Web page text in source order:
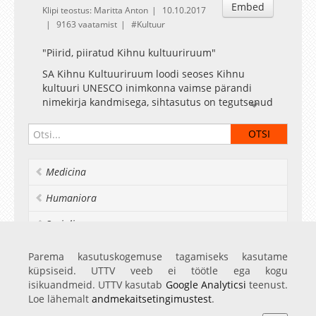
Embed
Klipi teostus: Maritta Anton
10.10.2017
9163 vaatamist
Kultuur
"Piirid, piiratud Kihnu kultuuriruum"
SA Kihnu Kultuuriruum loodi seoses Kihnu
kultuuri UNESCO inimkonna vaimse pärandi
nimekirja kandmisega, sihtasutus on tegutsenud
juhatajana tegutsenud Mare Mätas, viieteist
aasta jooksul on ellu viidud kõigi eriilmelisemaid
suurte muutuste keerises, ühe jalaga veel vanas
väljakutsed meie unikaalse kultuuri püsimiseks
Medicina
Humaniora
Socialia
Realia et naturalia
Ülikoolist veel
Parema kasutuskogemuse tagamiseks kasutame
küpsiseid. UTTV veeb ei töötle ega kogu
isikuandmeid. UTTV kasutab Google Analyticsi teenust.
Loe lähemalt andmekaitsetingimustest.